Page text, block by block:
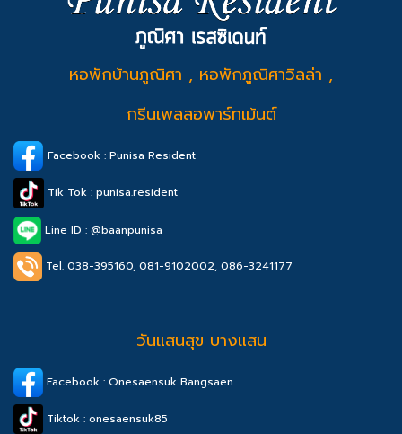
หอพักบ้านภูณิศา , หอพักภูณิศาวิลล่า ,
กรีนเพลสอพาร์ทเม้นต์
Facebook : Punisa Resident
Tik Tok : punisa.resident
Line ID : @baanpunisa
Tel. 038-395160, 081-9102002, 086-3241177
วันแสนสุข บางแสน
Facebook : Onesaensuk Bangsaen
Tiktok : onesaensuk85